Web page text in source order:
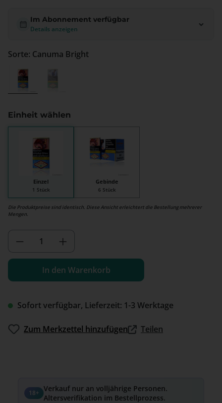
Im Abonnement verfügbar
Details anzeigen
Sofort verfügbar, Lieferzeit: 1-3 Werktage
Sorte: Canuma Bright
Canuma Bright
Einheit wählen
Einzel
1 Stück
Gebinde
6 Stück
Die Produktpreise sind identisch. Diese Ansicht erleichtert die Bestellung mehrerer
Mengen.
Produkt Anzahl: Gib den
In den Warenkorb
Zum Merkzettel hinzufügen Teilen
18+ Verkauf nur an volljährige Personen.
Altersverifikation im Bestellprozess.